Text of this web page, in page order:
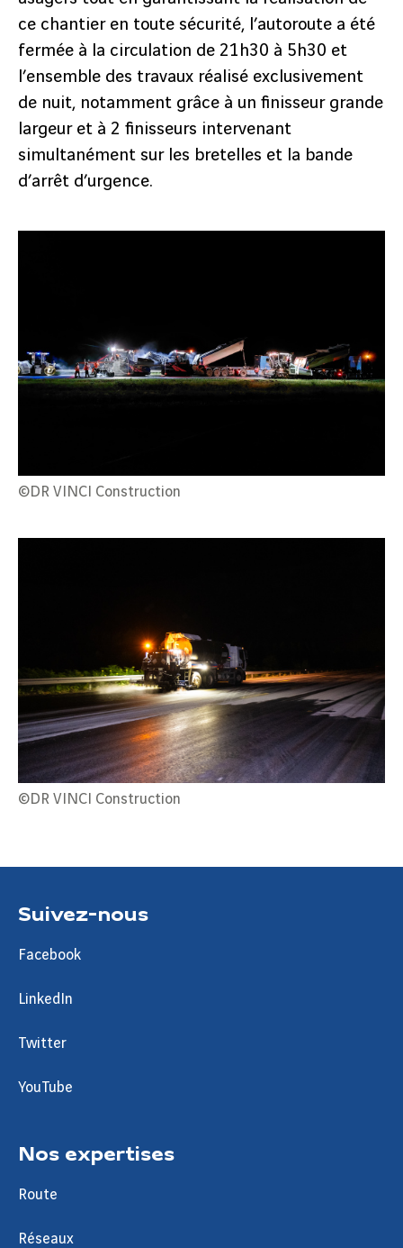
ce chantier en toute sécurité, l’autoroute a été
fermée à la circulation de 21h30 à 5h30 et
l’ensemble des travaux réalisé exclusivement
de nuit, notamment grâce à un finisseur grande
largeur et à 2 finisseurs intervenant
simultanément sur les bretelles et la bande
d’arrêt d’urgence.
©DR VINCI Construction
©DR VINCI Construction
Suivez-nous
Facebook
LinkedIn
Twitter
YouTube
Nos expertises
Route
Réseaux